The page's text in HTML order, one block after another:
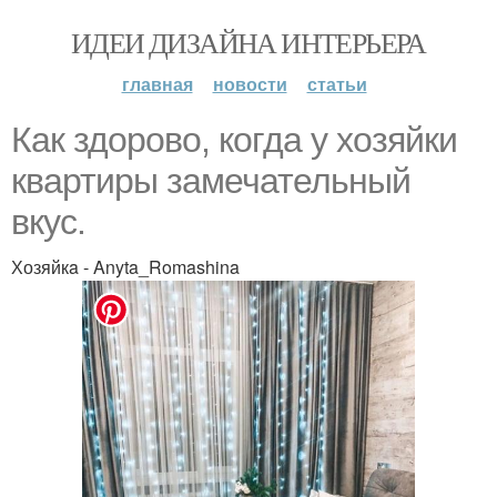
ИДЕИ ДИЗАЙНА ИНТЕРЬЕРА
главная новости статьи
Как здорово, когда у хозяйки
квартиры замечательный
вкус.
Хозяйкa - Anyta_Romashina